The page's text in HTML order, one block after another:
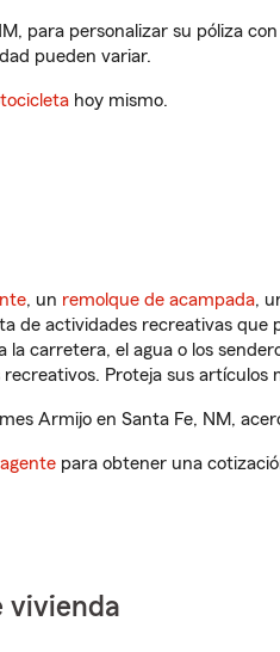
para personalizar su póliza
pueden variar.
hoy mismo.
, un remolque de acampada,
de actividades recreativas
carretera, el agua o los
Proteja sus artículos
Armijo en Santa Fe, NM,
para obtener una
vivienda